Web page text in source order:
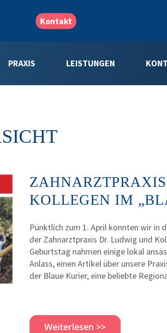
Kontakt
PRAXIS LEISTUNGEN
KOLLEGEN IM
Pünktlich zum 1. April konnten wir in
der Zahnarztpraxis Dr. Ludwig und
Geburtstag nahmen einige lokal
Anlass, einen Artikel über unsere
der Blaue Kurier, eine beliebte
Weiterlesen >>